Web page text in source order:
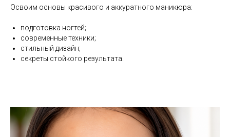
Освоим основы красивого и аккуратного маникюра:
подготовка ногтей;
современные техники;
стильный дизайн;
секреты стойкого результата.